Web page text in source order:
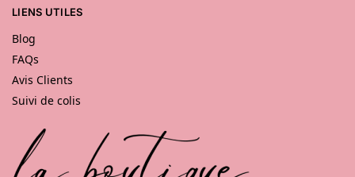
LIENS UTILES
Blog
FAQs
Avis Clients
Suivi de colis